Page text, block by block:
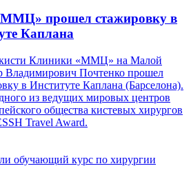
прошел стажировку в
Каплана
кисти Клиники «ММЦ» на Малой
Почтенко прошел
в Институте Каплана (Барселона).
из ведущих мировых центров
общества кистевых хирургов
Travel Award.